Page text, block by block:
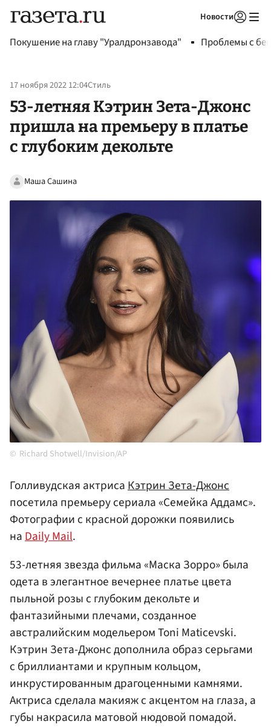
Новости
Покушение на главу "Уралдронзавода" Проблемы с
17 ноября 2022 12:04Стиль
53-летняя Кэтрин Зета-Джонс
пришла на премьеру в платье
с глубоким декольте
Маша Сашина
Richard Shotwell/Invision/AP
Голливудская актрисаКэтрин Зета-Джонс
посетила премьеру сериала «Семейка Аддамс».
Фотографии с красной дорожки появились
наDaily Mail.
53-летняя звезда фильма «Маска Зорро» была
одета в элегантное вечернее платье цвета
пыльной розы с глубоким декольте и
фантазийными плечами, созданное
австралийским модельером Toni Maticevski.
Кэтрин Зета-Джонс дополнила образ серьгами
с бриллиантами и крупным кольцом,
инкрустированным драгоценными камнями.
Актриса сделала макияж с акцентом на глаза, а
губы накрасила матовой нюдовой помадой.